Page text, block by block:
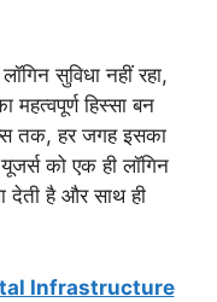
सुविधा नहीं रहा,
हिस्सा बन
तक, हर जगह इसका
को एक ही लॉगिन
है और साथ ही
Infrastructure